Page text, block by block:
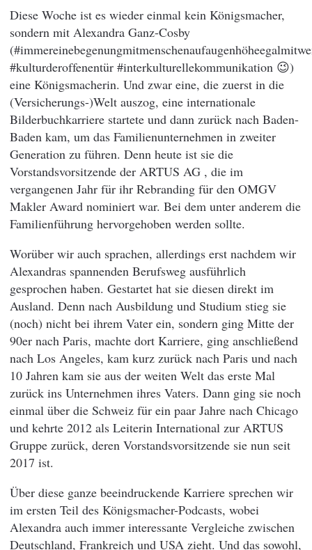
Diese Woche ist es wieder einmal kein Königsmacher,
sondern mit Alexandra Ganz-Cosby
#kulturderoffenentür #interkulturellekommunikation 😉)
eine Königsmacherin. Und zwar eine, die zuerst in die
(Versicherungs-)Welt auszog, eine internationale
Bilderbuchkarriere startete und dann zurück nach Baden-
Baden kam, um das Familienunternehmen in zweiter
Generation zu führen. Denn heute ist sie die
Vorstandsvorsitzende der ARTUS AG , die im
vergangenen Jahr für ihr Rebranding für den OMGV
Makler Award nominiert war. Bei dem unter anderem die
Familienführung hervorgehoben werden sollte.
Worüber wir auch sprachen, allerdings erst nachdem wir
Alexandras spannenden Berufsweg ausführlich
gesprochen haben. Gestartet hat sie diesen direkt im
Ausland. Denn nach Ausbildung und Studium stieg sie
(noch) nicht bei ihrem Vater ein, sondern ging Mitte der
90er nach Paris, machte dort Karriere, ging anschließend
nach Los Angeles, kam kurz zurück nach Paris und nach
10 Jahren kam sie aus der weiten Welt das erste Mal
zurück ins Unternehmen ihres Vaters. Dann ging sie noch
einmal über die Schweiz für ein paar Jahre nach Chicago
und kehrte 2012 als Leiterin International zur ARTUS
Gruppe zurück, deren Vorstandsvorsitzende sie nun seit
2017 ist.
Über diese ganze beeindruckende Karriere sprechen wir
im ersten Teil des Königsmacher-Podcasts, wobei
Alexandra auch immer interessante Vergleiche zwischen
Deutschland, Frankreich und USA zieht. Und das sowohl,